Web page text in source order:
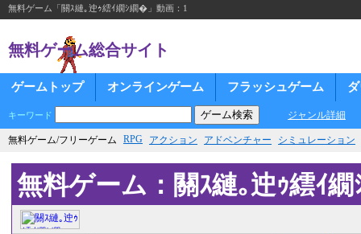
無料ゲーム「關ｽ縺｡迚ｩ繧ｲ繝ｼ繝�」動画：1
無料ゲーム総合サイト
ゲームトップ オンラインゲーム フラッシュゲーム
キーワード ジャンル詳細
無料ゲーム/フリーゲーム RPG アクション アドベンチャー シミュレーション
無料ゲーム：關ｽ縺｡迚ｩ繧ｲ